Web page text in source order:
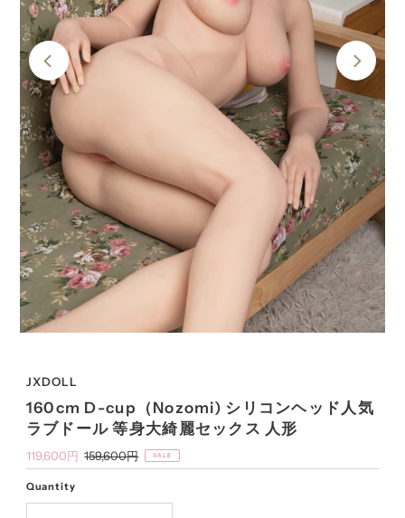
JXDOLL
160cm D-cup（Nozomi) シリコンヘッド人気
ラブドール 等身大綺麗セックス 人形
Sale
Price
119,600円 Regular
Price
159,600円 SALE
Quantity